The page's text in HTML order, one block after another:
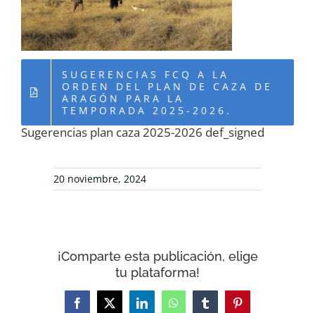
RECURSOS
NOTICIAS
CONTACTO
SUGERENCIAS FCQ A LA
ORDEN DEL PLAN DE CAZA DE
ARAGÓN PARA LA
TEMPORADA 2025-2026.
Sugerencias plan caza 2025-2026 def_signed
20 noviembre, 2024
¡Comparte esta publicación, elige
tu plataforma!
Facebook
X LinkedInWhatsAppTumblrPinterest